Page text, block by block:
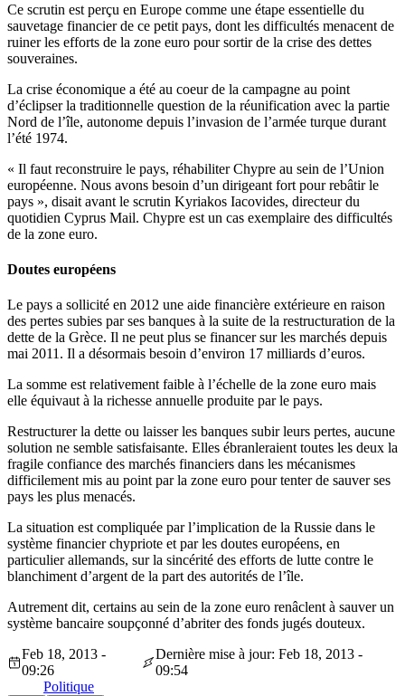
Ce scrutin est perçu en Europe comme une étape essentielle du
sauvetage financier de ce petit pays, dont les difficultés menacent de
ruiner les efforts de la zone euro pour sortir de la crise des dettes
souveraines.
La crise économique a été au coeur de la campagne au point
d’éclipser la traditionnelle question de la réunification avec la partie
Nord de l’île, autonome depuis l’invasion de l’armée turque durant
l’été 1974.
« Il faut reconstruire le pays, réhabiliter Chypre au sein de l’Union
européenne. Nous avons besoin d’un dirigeant fort pour rebâtir le
pays », disait avant le scrutin Kyriakos Iacovides, directeur du
quotidien Cyprus Mail. Chypre est un cas exemplaire des difficultés
de la zone euro.
Doutes européens
Le pays a sollicité en 2012 une aide financière extérieure en raison
des pertes subies par ses banques à la suite de la restructuration de la
dette de la Grèce. Il ne peut plus se financer sur les marchés depuis
mai 2011. Il a désormais besoin d’environ 17 milliards d’euros.
La somme est relativement faible à l’échelle de la zone euro mais
elle équivaut à la richesse annuelle produite par le pays.
Restructurer la dette ou laisser les banques subir leurs pertes, aucune
solution ne semble satisfaisante. Elles ébranleraient toutes les deux la
fragile confiance des marchés financiers dans les mécanismes
difficilement mis au point par la zone euro pour tenter de sauver ses
pays les plus menacés.
La situation est compliquée par l’implication de la Russie dans le
système financier chypriote et par les doutes européens, en
particulier allemands, sur la sincérité des efforts de lutte contre le
blanchiment d’argent de la part des autorités de l’île.
Autrement dit, certains au sein de la zone euro renâclent à sauver un
système bancaire soupçonné d’abriter des fonds jugés douteux.
Feb 18, 2013 -
09:26
Dernière mise à jour: Feb 18, 2013 -
09:54
Politique